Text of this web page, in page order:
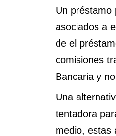
Un préstamo
asociados a
de el
comisiones
Bancaria y
Una
tentadora
medio, estas